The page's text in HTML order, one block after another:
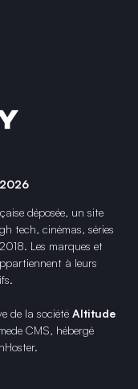
déposée, un site
tech, cinémas, séries
Les marques et
à leurs
de la société Altitude
CMS, hébergé
.